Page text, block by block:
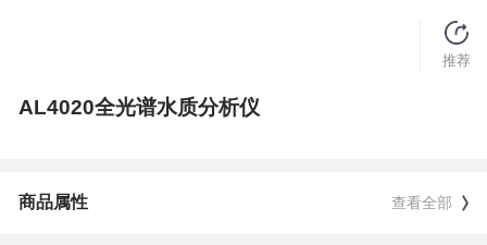
推荐
AL4020全光谱水质分析仪
商品属性 查看全部